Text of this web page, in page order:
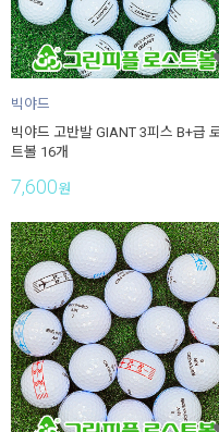
빅야드
빅야드 고반발 GIANT 3피스 B+급
트볼 16개
7,600원